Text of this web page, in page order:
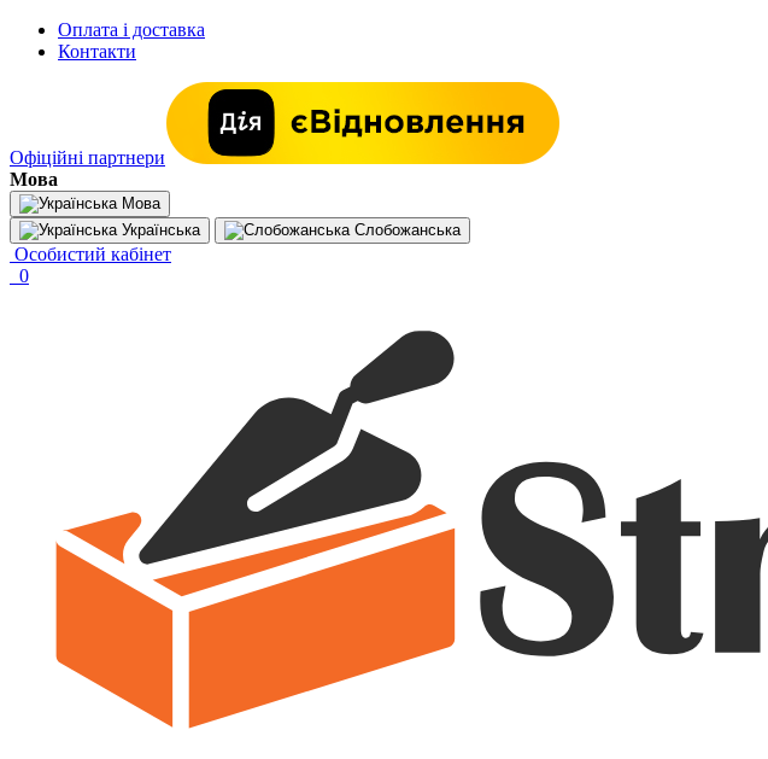
Оплата і доставка
Контакти
Офіційні партнери
Мова
Мова
Українська
Слобожанська
Особистий кабінет
0